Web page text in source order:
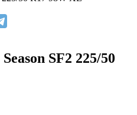
SF2 225/50